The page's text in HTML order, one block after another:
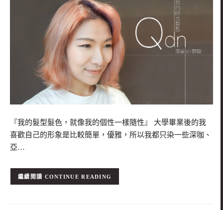
『我的髮型髮色，就像我的個性一樣隨性』 大學畢業後的我
喜歡自己的形象是比較簡單，優雅，所以我都只染一些深咖、
亞…
CONTINUE READING